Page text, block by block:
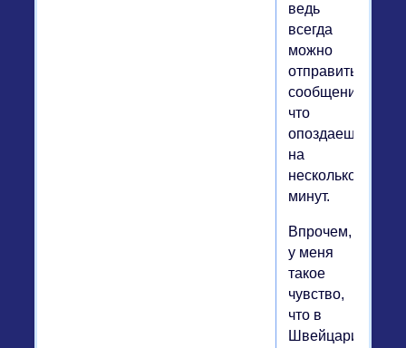
ведь
всегда
можно
отправить
сообщение,
что
опоздаешь
на
несколько
минут.
Впрочем,
у меня
такое
чувство,
что в
Швейцарии